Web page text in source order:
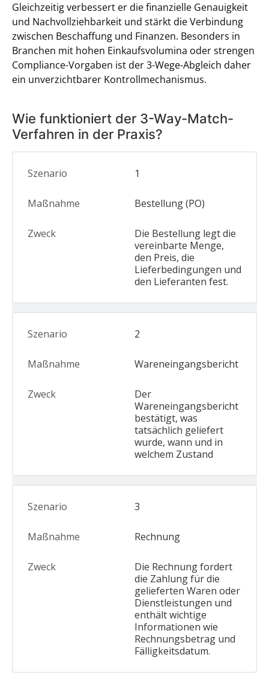
Gleichzeitig verbessert er die finanzielle Genauigkeit
und Nachvollziehbarkeit und stärkt die Verbindung
zwischen Beschaffung und Finanzen. Besonders in
Branchen mit hohen Einkaufsvolumina oder strengen
Compliance-Vorgaben ist der 3-Wege-Abgleich daher
ein unverzichtbarer Kontrollmechanismus.
Wie funktioniert der 3-Way-Match-
Verfahren in der Praxis?
1️
Bestellung (PO)
Die Bestellung legt die
vereinbarte Menge,
den Preis, die
Lieferbedingungen und
den Lieferanten fest.
2
Wareneingangsbericht
Der
Wareneingangsbericht
bestätigt, was
tatsächlich geliefert
wurde, wann und in
welchem Zustand
3
Rechnung
Die Rechnung fordert
die Zahlung für die
gelieferten Waren oder
Dienstleistungen und
enthält wichtige
Informationen wie
Rechnungsbetrag und
Fälligkeitsdatum.